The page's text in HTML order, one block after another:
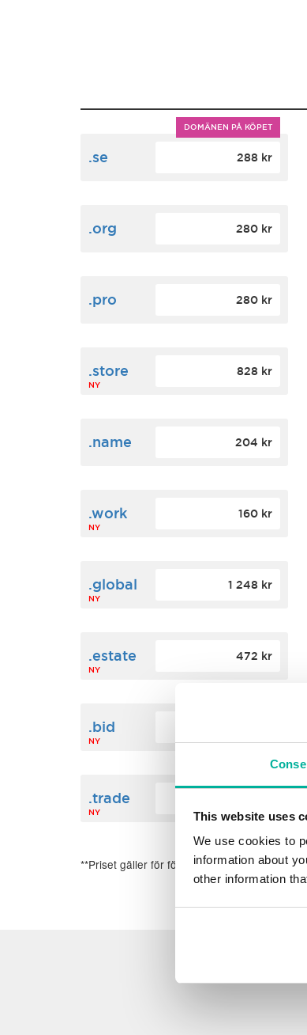
This website uses
We use cookies to
information about
other information
DOMÄNEN PÅ KÖPET
.se 288 kr
.org 280 kr
.pro 280 kr
.store
NY
828 kr
.name 204 kr
.work
NY
160 kr
.global
NY
1 248 kr
.estate
NY
472 kr
.bid
NY
.trade
NY
**Priset gäller för första årets registrering